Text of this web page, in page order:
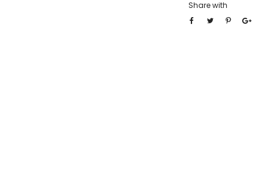
Share with